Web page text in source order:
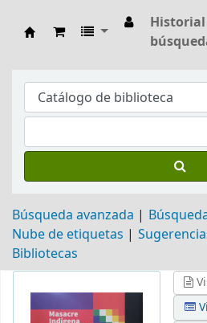
Biblioteca Arq. Hilarión
Búsqueda avanzada
Nube de etiquetas
Bibliotecas